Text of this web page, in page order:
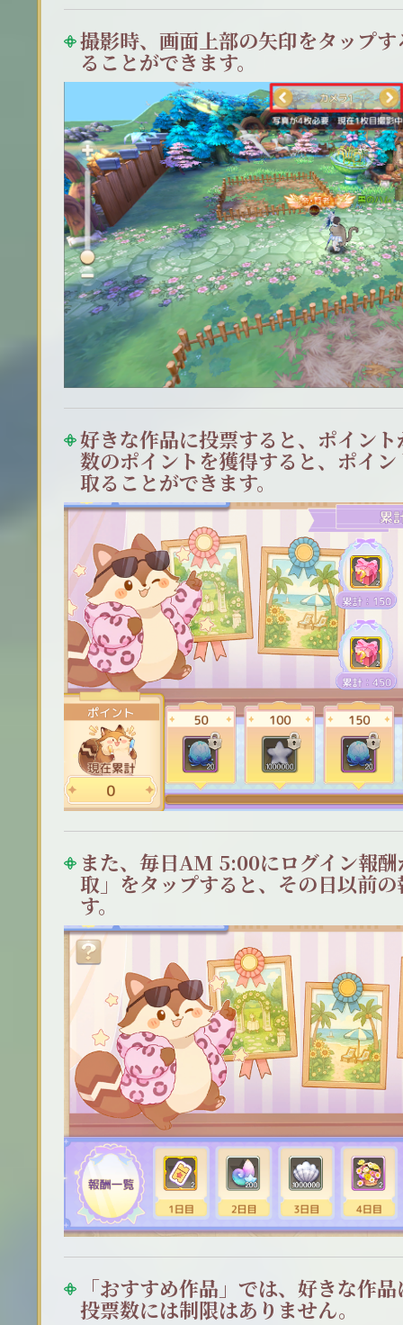
撮影時、画面上部の矢印をタップ
ることができます。
好きな作品に投票すると、ポイン
数のポイントを獲得すると、ポイ
取ることができます。
また、毎日AM 5:00にログイン報
取」をタップすると、その日以前
す。
「おすすめ作品」では、好きな作
投票数には制限はありません。